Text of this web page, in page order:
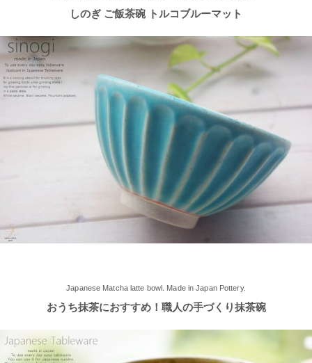
2025/7/23
≪軽井沢店オープンしております！≫ 今シーズンも元気に営業
中！実店舗でしか取り扱ってない商品たくさんご用意しておりま
す♪ みなさまのご来店、お待ちしております。
2025/5/9
≪らいすぼ～るのお皿がパッケージに使用されました！≫ 5月7
日（水）に発売『よしもとカレー 北海道こしみず 三種のじゃが
いも編』レトルトカレーのパッケージに、当店のオリジナル商品
【でっかいどー 北の大地パーティーメインプレート】が使用さ
ました！新商品もたくさんご用意しております♪ みなさまのご来
店、お待ちしております。
2025/4/16
しのぎ ご飯茶碗 トルコブルーマット
Japanese Matcha latte bowl. Made in Japan Pottery.
おうち抹茶におすすめ！職人の手づくり抹茶碗